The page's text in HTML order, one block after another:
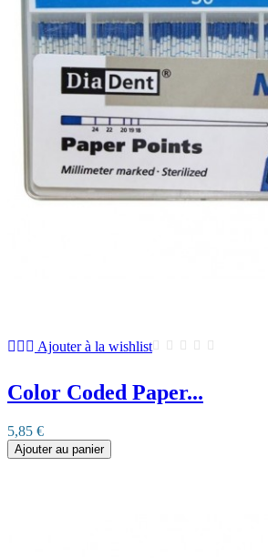
Ajouter à la wishlist
Color Coded Paper...
5,85 €
Ajouter au panier